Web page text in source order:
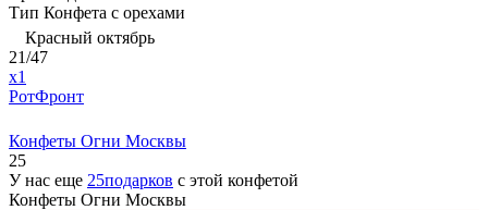
Тип Конфета с орехами
Красный октябрь
21/47
x1
РотФронт
Конфеты Огни Москвы
25
У нас еще 25подарков с этой конфетой
Конфеты Огни Москвы